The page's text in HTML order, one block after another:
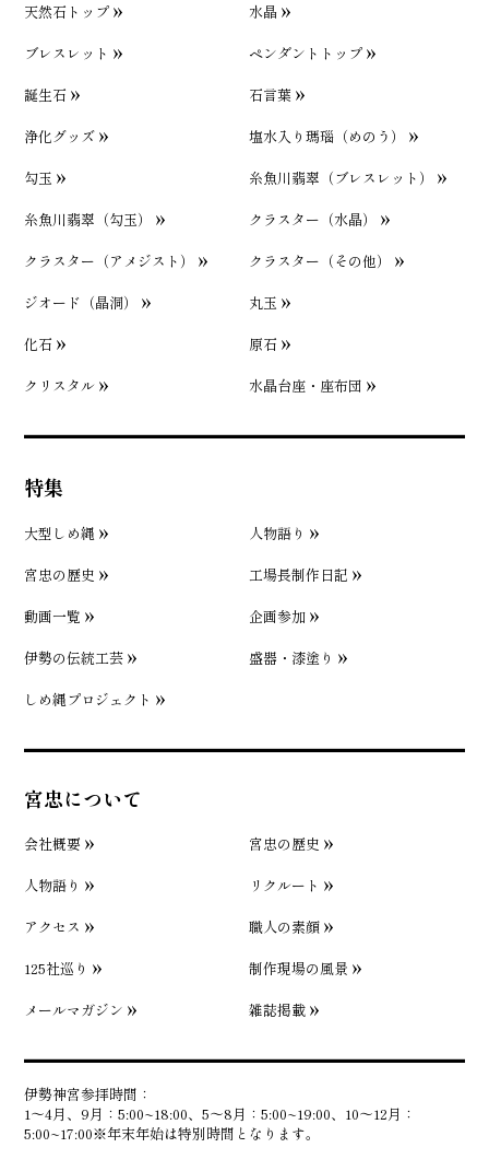
天然石トップ
水晶
ブレスレット
ペンダントトップ
誕生石
石言葉
浄化グッズ
塩水入り瑪瑙（めのう）
勾玉
糸魚川翡翠（ブレスレット）
糸魚川翡翠（勾玉）
クラスター（水晶）
クラスター（アメジスト）
クラスター（その他）
ジオード（晶洞）
丸玉
化石
原石
クリスタル
水晶台座・座布団
特集
大型しめ縄
人物語り
宮忠の歴史
工場長制作日記
動画一覧
企画参加
伊勢の伝統工芸
盛器・漆塗り
しめ縄プロジェクト
宮忠について
会社概要
宮忠の歴史
人物語り
リクルート
アクセス
職人の素顔
125社巡り
制作現場の風景
メールマガジン
雑誌掲載
伊勢神宮参拝時間：
1〜4月、9月：5:00~18:00、5〜8月：5:00~19:00、10〜12月：
5:00~17:00※年末年始は特別時間となります。